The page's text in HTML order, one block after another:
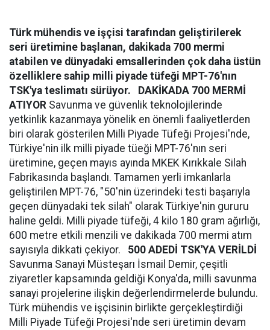
Türk mühendis ve işçisi tarafından geliştirilerek
seri üretimine başlanan, dakikada 700 mermi
atabilen ve dünyadaki emsallerinden çok daha üstün
özelliklere sahip milli piyade tüfeği MPT-76'nın
TSK'ya teslimatı sürüyor.
DAKİKADA 700 MERMİ
ATIYOR Savunma ve güvenlik teknolojilerinde
yetkinlik kazanmaya yönelik en önemli faaliyetlerden
biri olarak gösterilen Milli Piyade Tüfeği Projesi'nde,
Türkiye'nin ilk milli piyade tüeği MPT-76'nın seri
üretimine, geçen mayıs ayında MKEK Kırıkkale Silah
Fabrikasında başlandı. Tamamen yerli imkanlarla
geliştirilen MPT-76, "50'nin üzerindeki testi başarıyla
geçen dünyadaki tek silah" olarak Türkiye'nin gururu
haline geldi. Milli piyade tüfeği, 4 kilo 180 gram ağırlığı,
600 metre etkili menzili ve dakikada 700 mermi atım
sayısıyla dikkati çekiyor. 500 ADEDİ TSK'YA VERİLDİ
Savunma Sanayi Müsteşarı İsmail Demir, çeşitli
ziyaretler kapsamında geldiği Konya'da, milli savunma
sanayi projelerine ilişkin değerlendirmelerde bulundu.
Türk mühendis ve işçisinin birlikte gerçekleştirdiği
Milli Piyade Tüfeği Projesi'nde seri üretimin devam